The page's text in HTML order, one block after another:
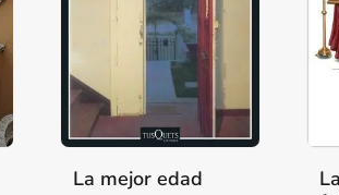
La mejor edad